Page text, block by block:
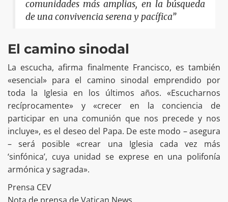
comunidades más amplias, en la búsqueda
de una convivencia serena y pacífica”
El camino sinodal
La escucha, afirma finalmente Francisco, es también
«esencial» para el camino sinodal emprendido por
toda la Iglesia en los últimos años. «Escucharnos
recíprocamente» y «crecer en la conciencia de
participar en una comunión que nos precede y nos
incluye», es el deseo del Papa. De este modo – asegura
– será posible «crear una Iglesia cada vez más
‘sinfónica’, cuya unidad se exprese en una polifonía
armónica y sagrada».
Prensa CEV